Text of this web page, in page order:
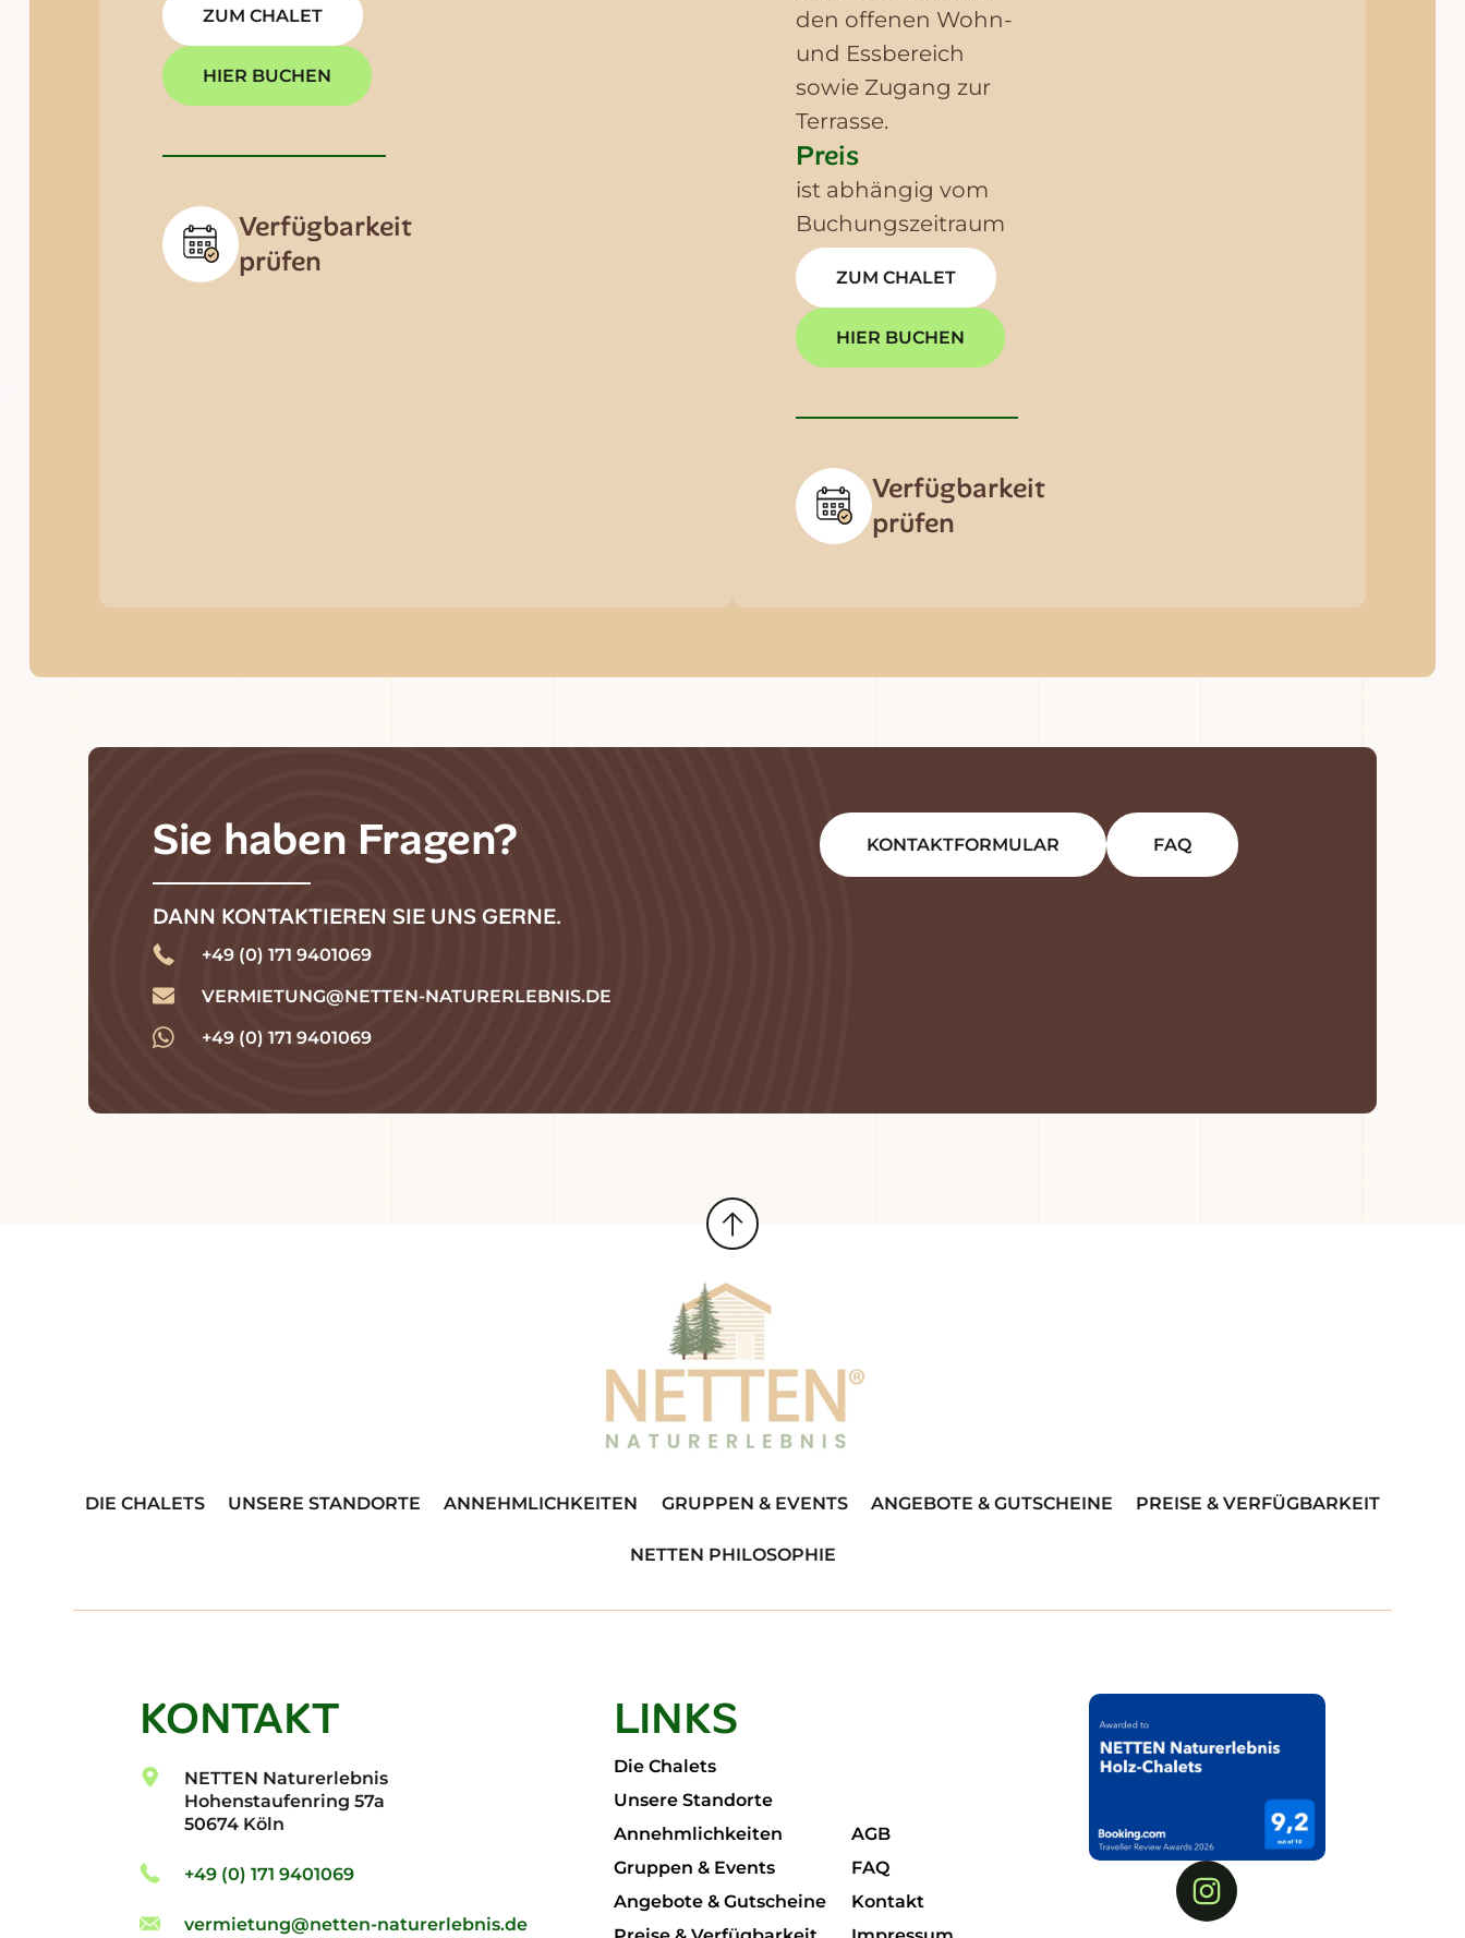
ZUM CHALET
HIER BUCHEN
Verfügbarkeit
prüfen
den offenen Wohn-
und Essbereich
sowie Zugang zur
Terrasse.
Preis
ist abhängig vom
Buchungszeitraum
ZUM CHALET
HIER BUCHEN
Verfügbarkeit
prüfen
Sie haben Fragen?
DANN KONTAKTIEREN SIE UNS GERNE.
+49 (0) 171 9401069
VERMIETUNG@NETTEN-NATURERLEBNIS.DE
+49 (0) 171 9401069
KONTAKTFORMULAR FAQ
DIE CHALETS UNSERE STANDORTE ANNEHMLICHKEITEN GRUPPEN & EVENTS ANGEBOTE & GUTSCHEINE PREISE & VERFÜGBARKEIT
NETTEN PHILOSOPHIE
KONTAKT
NETTEN Naturerlebnis
Hohenstaufenring 57a
50674 Köln
+49 (0) 171 9401069
vermietung@netten-naturerlebnis.de
LINKS
Die Chalets
Unsere Standorte
Annehmlichkeiten
Gruppen & Events
Angebote & Gutscheine
AGB
FAQ
Kontakt